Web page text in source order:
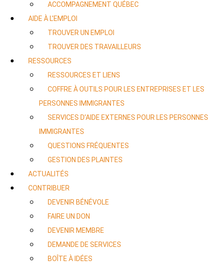
ACCOMPAGNEMENT QUÉBEC
AIDE À L’EMPLOI
TROUVER UN EMPLOI
TROUVER DES TRAVAILLEURS
RESSOURCES
RESSOURCES ET LIENS
COFFRE À OUTILS POUR LES ENTREPRISES ET LES
PERSONNES IMMIGRANTES
SERVICES D’AIDE EXTERNES POUR LES PERSONNES
IMMIGRANTES
QUESTIONS FRÉQUENTES
GESTION DES PLAINTES
ACTUALITÉS
CONTRIBUER
DEVENIR BÉNÉVOLE
FAIRE UN DON
DEVENIR MEMBRE
DEMANDE DE SERVICES
BOÎTE À IDÉES